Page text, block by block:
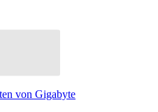
von Gigabyte